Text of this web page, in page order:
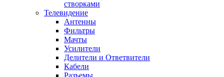
створками
Телевидение
Антенны
Фильтры
Мачты
Усилители
Делители и Ответвители
Кабели